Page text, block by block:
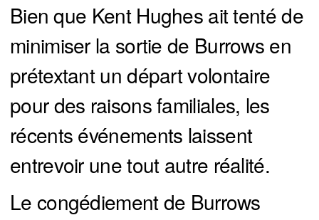
Bien que Kent Hughes ait tenté de
minimiser la sortie de Burrows en
prétextant un départ volontaire
pour des raisons familiales, les
récents événements laissent
entrevoir une tout autre réalité.
Le congédiement de Burrows